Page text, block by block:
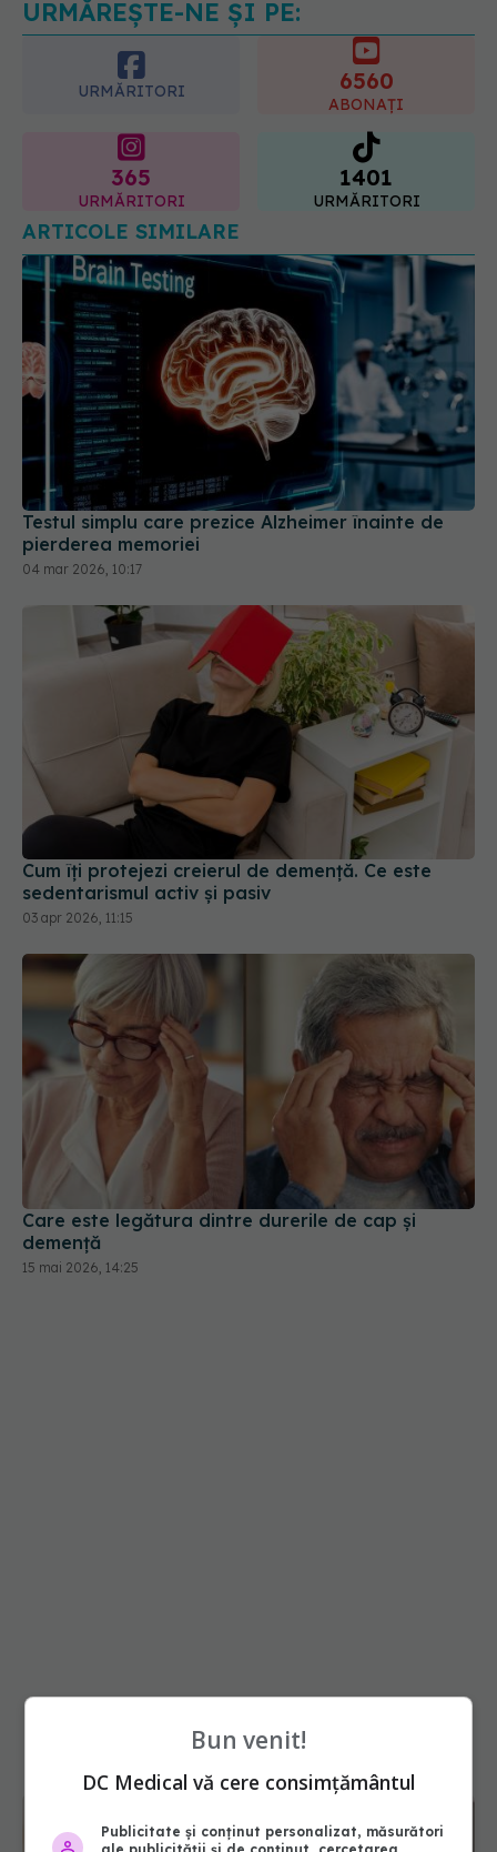
URMĂREȘTE-NE ȘI PE:
URMĂRITORI 6560
ABONAȚI
365
URMĂRITORI
1401
URMĂRITORI
ARTICOLE SIMILARE
Testul simplu care prezice Alzheimer înainte de
pierderea memoriei
04 mar 2026, 10:17
Cum îți protejezi creierul de demență. Ce este
sedentarismul activ și pasiv
03 apr 2026, 11:15
Care este legătura dintre durerile de cap și
demență
15 mai 2026, 14:25
Bun venit!
DC Medical vă cere consimțământul
Publicitate și conținut personalizat, măsurători